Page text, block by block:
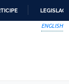
ENGLISH